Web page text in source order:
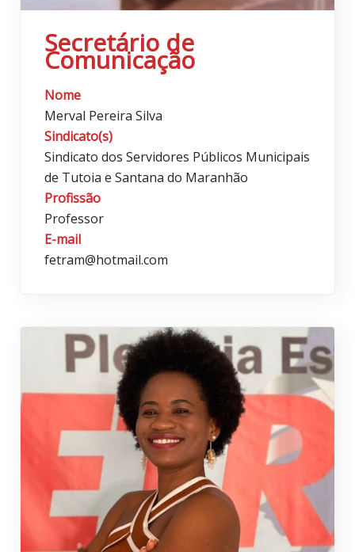
Secretário de
Comunicação
Nome
Merval Pereira Silva
Sindicato(s)
Sindicato dos Servidores Públicos Municipais
de Tutoia e Santana do Maranhão
Profissão
Professor
E-mail
fetram@hotmail.com